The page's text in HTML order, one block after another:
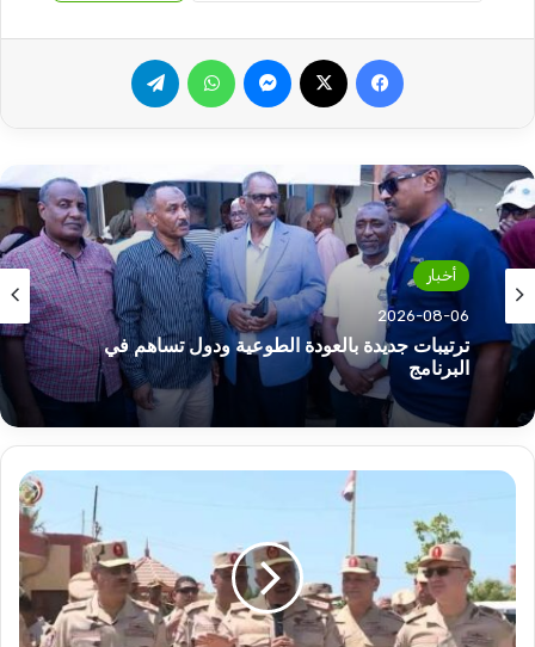
فيسبوك ماسنجر واتساب
أخبار
2026-08-06
ترتيبات جديدة بالعودة الطوعية ودول تساهم في
البرنامج
اسرائيل
قائد
مصري
للحدود